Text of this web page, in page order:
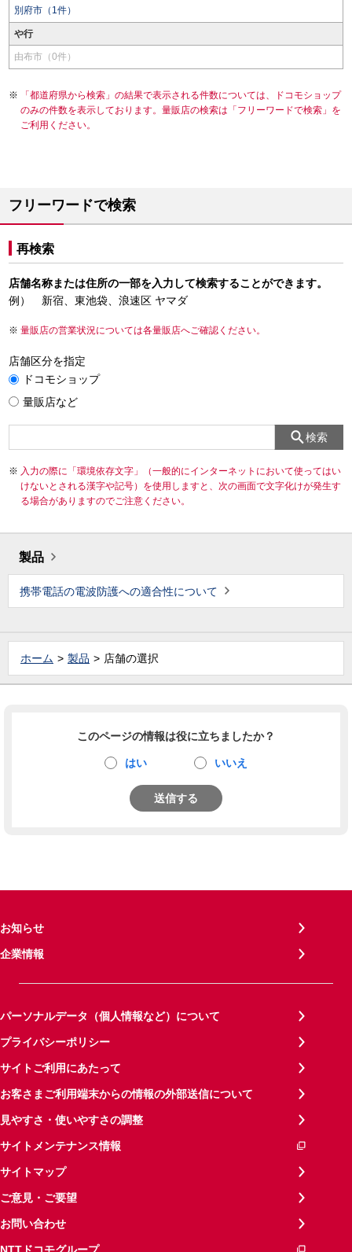
別府市（1件）
や行
由布市（0件）
「都道府県から検索」の結果で表示される件数については、ドコモショップ
のみの件数を表示しております。量販店の検索は「フリーワードで検索」を
ご利用ください。
フリーワードで検索
再検索
店舗名称または住所の一部を入力して検索することができます。
例） 新宿、東池袋、浪速区 ヤマダ
量販店の営業状況については各量販店へご確認ください。
店舗区分を指定
ドコモショップ
量販店など
検索
入力の際に「環境依存文字」（一般的にインターネットにおいて使ってはい
けないとされる漢字や記号）を使用しますと、次の画面で文字化けが発生す
る場合がありますのでご注意ください。
製品
携帯電話の電波防護への適合性について
ホーム 製品 店舗の選択
このページの情報は役に立ちましたか？
はい いいえ
送信する
お知らせ
企業情報
パーソナルデータ（個人情報など）について
プライバシーポリシー
サイトご利用にあたって
お客さまご利用端末からの情報の外部送信について
見やすさ・使いやすさの調整
サイトメンテナンス情報
サイトマップ
ご意見・ご要望
お問い合わせ
NTTドコモグループ